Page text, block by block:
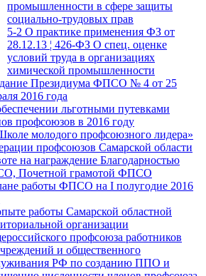
промышленности в сфере защиты
социально-трудовых прав
5-2 О практике применения ФЗ от
28.12.13 ¦ 426-ФЗ О спец. оценке
условий труда в организациях
химической промышленности
Президиума ФПСО № 4 от 25
2016 года
льготными путевками
профсоюзов в 2016 году
молодого профсоюзного лидера»
профсоюзов Самарской области
на награждение Благодарностью
Почетной грамотой ФПСО
работы ФПСО на I полугодие 2016
работы Самарской областной
организации
профсоюза работников
и общественного
РФ по созданию ППО и